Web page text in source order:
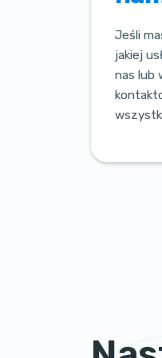
Jeśli
jakiej
nas lub